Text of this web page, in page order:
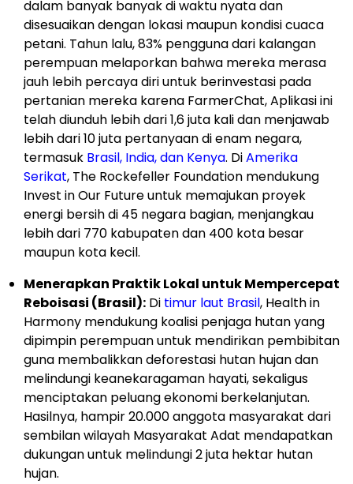
dalam banyak banyak di waktu nyata dan
disesuaikan dengan lokasi maupun kondisi cuaca
petani. Tahun lalu, 83% pengguna dari kalangan
perempuan melaporkan bahwa mereka merasa
jauh lebih percaya diri untuk berinvestasi pada
pertanian mereka karena FarmerChat, Aplikasi ini
telah diunduh lebih dari 1,6 juta kali dan menjawab
lebih dari 10 juta pertanyaan di enam negara,
termasuk Brasil, India, dan Kenya. DiAmerika
Serikat, The Rockefeller Foundation mendukung
Invest in Our Future untuk memajukan proyek
energi bersih di 45 negara bagian, menjangkau
lebih dari 770 kabupaten dan 400 kota besar
maupun kota kecil.
Menerapkan Praktik Lokal untuk Mempercepat
Reboisasi (Brasil): Di timur laut Brasil, Health in
Harmony mendukung koalisi penjaga hutan yang
dipimpin perempuan untuk mendirikan pembibitan
guna membalikkan deforestasi hutan hujan dan
melindungi keanekaragaman hayati, sekaligus
menciptakan peluang ekonomi berkelanjutan.
Hasilnya, hampir 20.000 anggota masyarakat dari
sembilan wilayah Masyarakat Adat mendapatkan
dukungan untuk melindungi 2 juta hektar hutan
hujan.